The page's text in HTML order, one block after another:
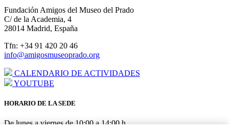
Fundación Amigos del Museo del Prado
C/ de la Academia, 4
28014 Madrid, España
Tfn: +34 91 420 20 46
info@amigosmuseoprado.org
CALENDARIO DE ACTIVIDADES
YOUTUBE
HORARIO DE LA SEDE
De lunes a viernes de 10:00 a 14:00 h